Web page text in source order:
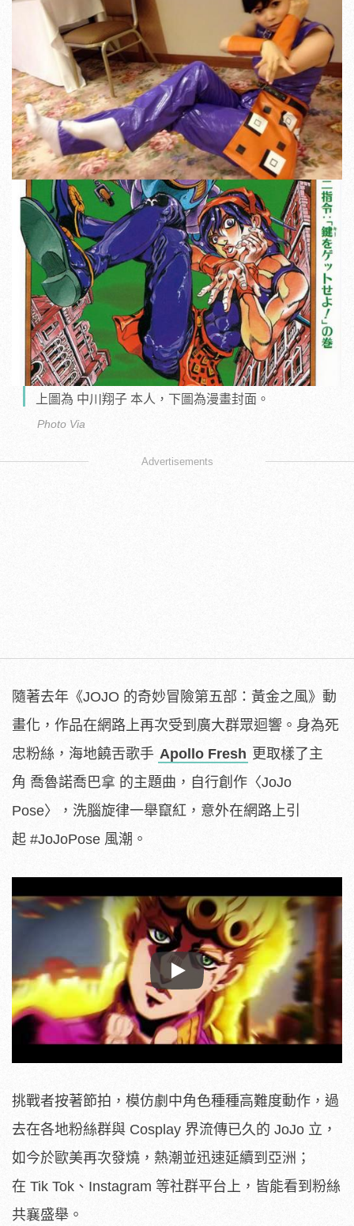
上圖為 中川翔子 本人，下圖為漫畫封面。
Photo Via
Advertisements
隨著去年《JOJO 的奇妙冒險第五部：黃金之風》動
畫化，作品在網路上再次受到廣大群眾迴響。身為死
忠粉絲，海地饒舌歌手 Apollo Fresh 更取樣了主
角 喬魯諾喬巴拿 的主題曲，自行創作〈JoJo
Pose〉，洗腦旋律一舉竄紅，意外在網路上引
起 #JoJoPose 風潮。
Play
挑戰者按著節拍，模仿劇中角色種種高難度動作，過
去在各地粉絲群與 Cosplay 界流傳已久的 JoJo 立，
如今於歐美再次發燒，熱潮並迅速延續到亞洲；
在 Tik Tok、Instagram 等社群平台上，皆能看到粉絲
共襄盛舉。